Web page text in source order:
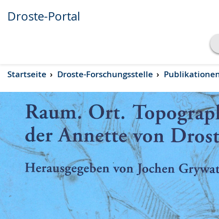
Transkript anzeigen
Abspielen
Pausieren
Droste-Portal
Startseite Droste-Forschungsstelle